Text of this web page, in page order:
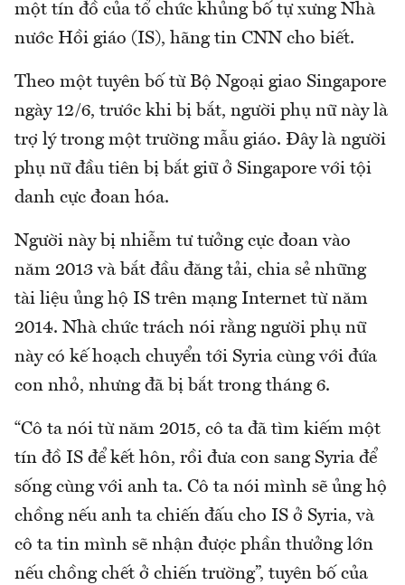
một tín đồ của tổ chức khủng bố tự xưng Nhà
nước Hồi giáo (IS), hãng tin CNN cho biết.
Theo một tuyên bố từ Bộ Ngoại giao Singapore
ngày 12/6, trước khi bị bắt, người phụ nữ này là
trợ lý trong một trường mẫu giáo. Đây là người
phụ nữ đầu tiên bị bắt giữ ở Singapore với tội
danh cực đoan hóa.
Người này bị nhiễm tư tưởng cực đoan vào
năm 2013 và bắt đầu đăng tải, chia sẻ những
tài liệu ủng hộ IS trên mạng Internet từ năm
2014. Nhà chức trách nói rằng người phụ nữ
này có kế hoạch chuyển tới Syria cùng với đứa
con nhỏ, nhưng đã bị bắt trong tháng 6.
“Cô ta nói từ năm 2015, cô ta đã tìm kiếm một
tín đồ IS để kết hôn, rồi đưa con sang Syria để
sống cùng với anh ta. Cô ta nói mình sẽ ủng hộ
chồng nếu anh ta chiến đấu cho IS ở Syria, và
cô ta tin mình sẽ nhận được phần thưởng lớn
nếu chồng chết ở chiến trường”, tuyên bố của